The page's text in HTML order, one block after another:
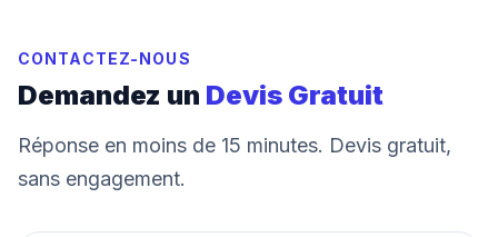
CONTACTEZ-NOUS
Demandez un Devis Gratuit
Réponse en moins de 15 minutes. Devis gratuit,
sans engagement.